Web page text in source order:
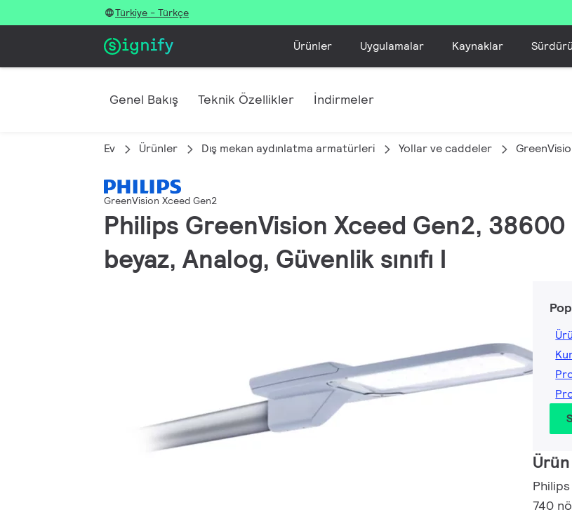
Türkiye - Türkçe
Ürünler Uygulamalar Kaynaklar
Genel Bakış Teknik Özellikler İndirmeler
Ev Ürünler Dış mekan aydınlatma armatürleri Yollar ve caddeler
GreenVision Xceed Gen2
Philips GreenVision Xceed Gen2,
beyaz, Analog, Güvenlik sınıfı I
Ürün
740